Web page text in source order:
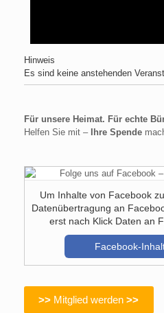
Hinweis
Es sind keine anstehenden
Für unsere Heimat. Für echte
Helfen Sie mit – Ihre Spende
Um Inhalte von Facebook
Datenübertragung an
erst nach Klick Daten an
Facebook-
>> Mitglied werden>>